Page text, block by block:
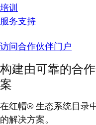
培训
服务支持
访问合作伙伴门户
构建由可靠的合
案
在红帽® 生态系统目录
的解决方案。